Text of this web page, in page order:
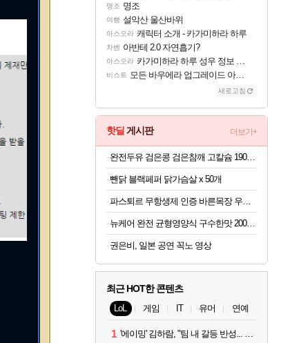
명조 명조
여행 설악산 울산바위
아스오라 캐릭터 소개 - 카가미하라 하루
차벤 아반테 2.0 자연흡기?
아스오라 카가미하라 하루 성우 정보 및 주요 필모
비스트 모든 바우에라 업그레이드 아이템 획득 위치 공략 (89개)
새로고침
핫딜 게시판 더보기+
완전두유 검은콩 검은참깨 고칼슘 190ml x 60개
뺀닭 블랙페퍼 닭가슴살 x 50개
뉴케어 완전 균형영양식 구수한맛 200ml x 24개
권은비, 일본 공연 꼭노 영상
최근 HOT한 콘텐츠
LoL 게임 IT 유머 연예
1 '에이밍' 김하람, "팀 내 갈등 반성... 끝까지 뛰고 싶었다"